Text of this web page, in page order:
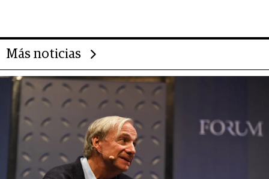
Más noticias